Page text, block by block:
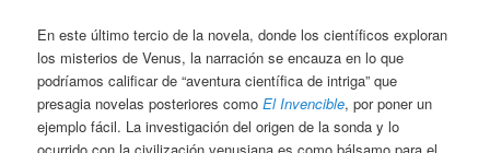
En este último tercio de la novela, donde los científicos exploran
los misterios de Venus, la narración se encauza en lo que
podríamos calificar de “aventura científica de intriga” que
presagia novelas posteriores comoEl Invencible, por poner un
ejemplo fácil. La investigación del origen de la sonda y lo